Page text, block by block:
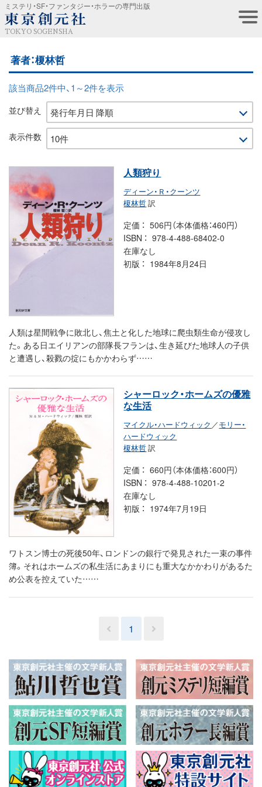
ミステリ・SF・ファンタジー・ホラーの専門出版
TOKYO SOGENSHA
著者：榎林哲
該当商品2件中、1～2件を表示
並び替え
表示件数
人類狩り
ディーン・Ｒ・クーンツ
榎林哲訳
定価
506円（本体価格：460円）
ISBN
978-4-488-68402-0
在庫なし
初版
1984年8月24日
人類は星間戦争に敗北し、焦土と化した地球に爬虫類生命が侵攻し
た。ある日エイリアンの部隊長フランは、生き延びた地球人の子供
と遭遇し、殺戮の掟にもかかわらず……
シャーロック・ホームズの優雅
な生活
マイクル・ハードウィック ／モリー・
ハードウィック
榎林哲訳
定価
660円（本体価格：600円）
ISBN
978-4-488-10201-2
在庫なし
初版
1974年7月19日
ワトスン博士の死後50年、ロンドンの銀行で発見された一束の事件
簿。それはホームズの私生活にあまりにも重大なかかわりがあるた
め公表を控えていた……
1